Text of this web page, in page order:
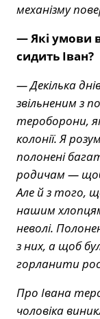
механізму
— Які умови в
сидить Іван?
— Декілька
звільненим з
тероборони,
колонії. Я
полонені
родичам —
Але й з того,
нашим
неволі.
з них, а щоб
горланити
Про Івана
чоловіка